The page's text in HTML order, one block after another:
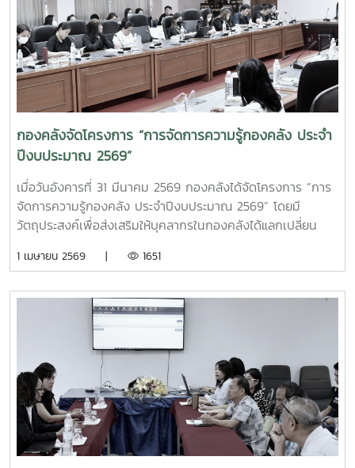
กองคลังจัดโครงการ “การจัดการความรู้กองคลัง ประจำ
ปีงบประมาณ 2569”
เมื่อวันอังคารที่ 31 มีนาคม 2569 กองคลังได้จัดโครงการ “การ
จัดการความรู้กองคลัง ประจำปีงบประมาณ 2569” โดยมี
วัตถุประสงค์เพื่อส่งเสริมให้บุคลากรในกองคลังได้แลกเปลี่ยน
พัฒนาศักยภาพบุคลากรและเพิ่มประสิทธิภาพการปฏิบัติงาน
สามารถนำไปประยุกต์ใช้ในการพัฒนางานและการให้บริการแก่
หน่วยงานภายในมหาวิทยาลัยให้มีประสิทธิภาพยิ่งขึ้น ณ ห้อง
ประชุมรวงผึ้ง (สนม. 5) ชั้น 5 อาคารสำนักงานมหาวิทยาลัย
1 เมษายน 2569 | 1651